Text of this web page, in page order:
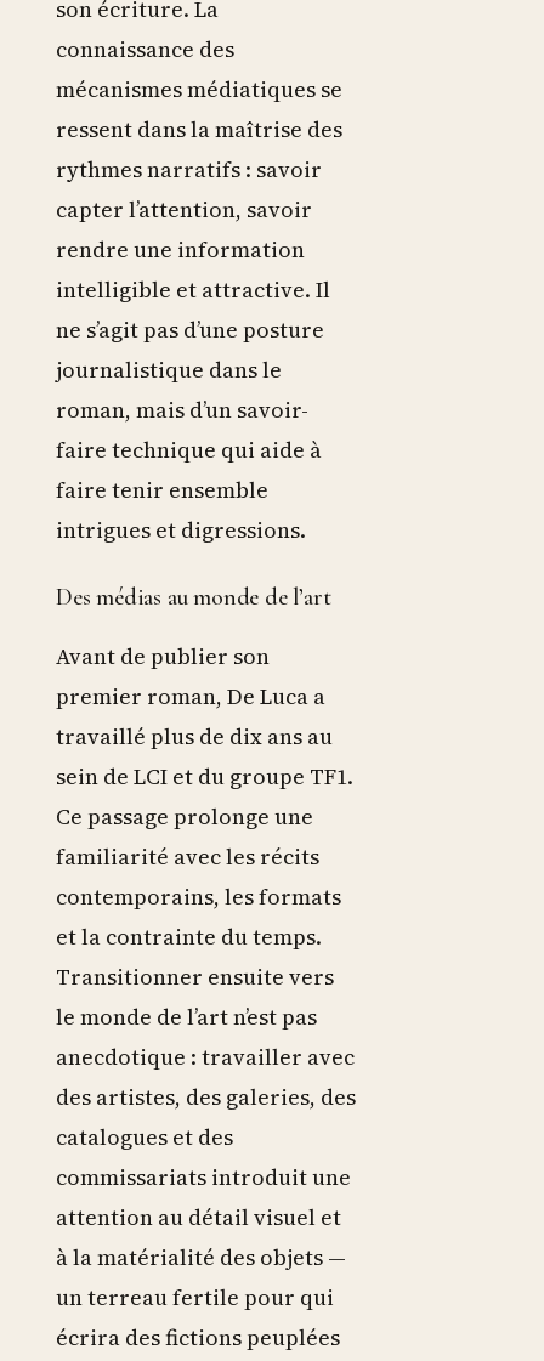
son écriture. La
connaissance des
mécanismes médiatiques se
ressent dans la maîtrise des
rythmes narratifs : savoir
capter l’attention, savoir
rendre une information
intelligible et attractive. Il
ne s’agit pas d’une posture
journalistique dans le
roman, mais d’un savoir-
faire technique qui aide à
faire tenir ensemble
intrigues et digressions.
Des médias au monde de l’art
Avant de publier son
premier roman, De Luca a
travaillé plus de dix ans au
sein de LCI et du groupe TF1.
Ce passage prolonge une
familiarité avec les récits
contemporains, les formats
et la contrainte du temps.
Transitionner ensuite vers
le monde de l’art n’est pas
anecdotique : travailler avec
des artistes, des galeries, des
catalogues et des
commissariats introduit une
attention au détail visuel et
à la matérialité des objets —
un terreau fertile pour qui
écrira des fictions peuplées